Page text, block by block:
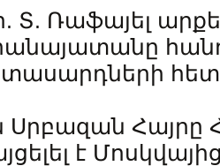
Տ. Ռաֆայել
Սրբազան Հայրը
է